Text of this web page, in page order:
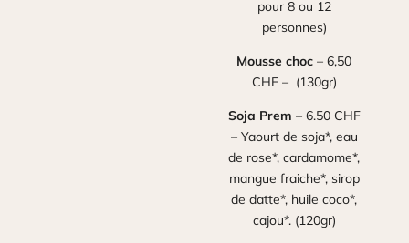
pour 8 ou 12
personnes)
Mousse choc – 6,50
CHF – (130gr)
Soja Prem – 6.50 CHF
– Yaourt de soja*, eau
de rose*, cardamome*,
mangue fraiche*, sirop
de datte*, huile coco*,
cajou*. (120gr)